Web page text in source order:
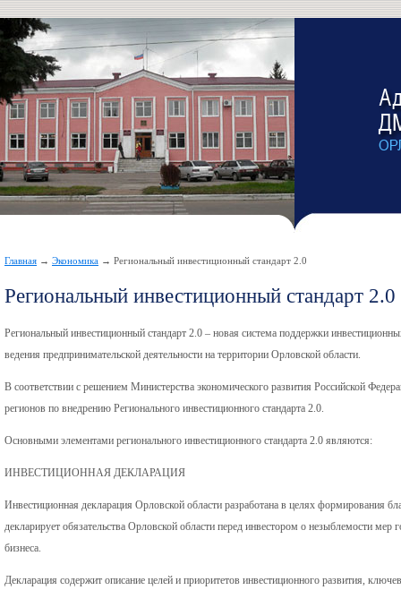
Главная → Экономика → Региональный инвестиционный стандарт 2.0
Региональный инвестиционный стандарт 2.0
Региональный инвестиционный стандарт 2.0 – новая система поддержки
ведения предпринимательской деятельности на территории Орловской области.
В соответствии с решением Министерства экономического развития Российской
регионов по внедрению Регионального инвестиционного стандарта 2.0.
Основными элементами регионального инвестиционного стандарта 2.0 являются:
ИНВЕСТИЦИОННАЯ ДЕКЛАРАЦИЯ
Инвестиционная декларация Орловской области разработана в целях формирования
декларирует обязательства Орловской области перед инвестором о незыблемости мер
бизнеса.
Декларация содержит описание целей и приоритетов инвестиционного развития,